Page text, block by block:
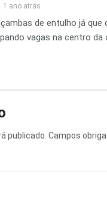
1 ano atrás
de entulho já
vagas na centro da
publicado. Campos